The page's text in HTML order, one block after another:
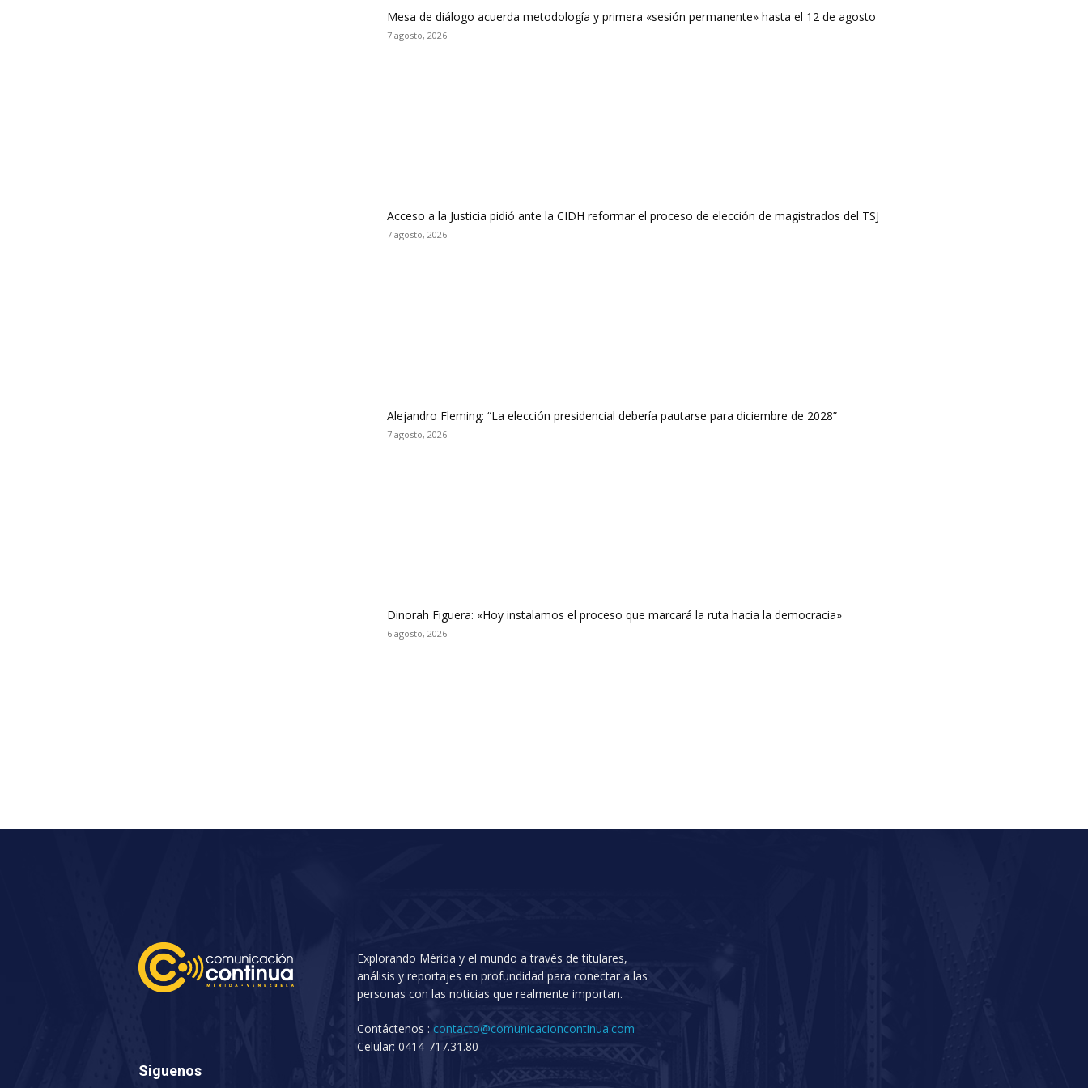
Mesa de diálogo acuerda metodología y primera «sesión permanente» hasta el 12 de agosto
7 agosto, 2026
Acceso a la Justicia pidió ante la CIDH reformar el proceso de elección de magistrados del TSJ
7 agosto, 2026
Alejandro Fleming: “La elección presidencial debería pautarse para diciembre de 2028”
7 agosto, 2026
Dinorah Figuera: «Hoy instalamos el proceso que marcará la ruta hacia la democracia»
6 agosto, 2026
Explorando Mérida y el mundo a través de titulares,
análisis y reportajes en profundidad para conectar a las
personas con las noticias que realmente importan.
Contáctenos : contacto@comunicacioncontinua.com
Celular: 0414-717.31.80
Siguenos